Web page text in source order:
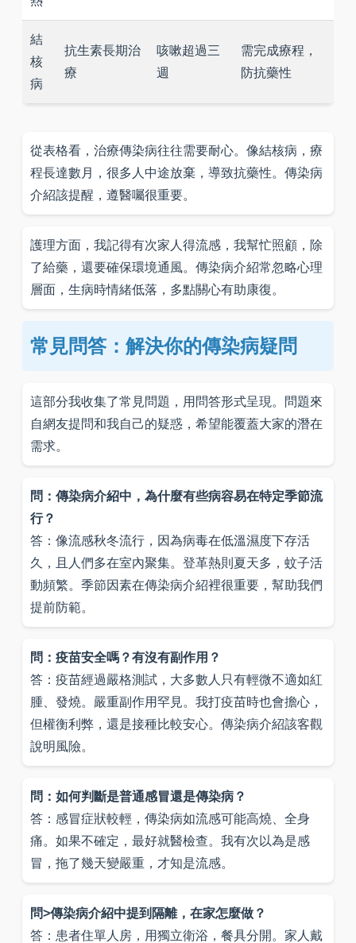
結
核
病
抗生素長期治
療
咳嗽超過三
週
需完成療程，
防抗藥性
從表格看，治療傳染病往往需要耐心。像結核病，療
程長達數月，很多人中途放棄，導致抗藥性。傳染病
介紹該提醒，遵醫囑很重要。
護理方面，我記得有次家人得流感，我幫忙照顧，除
了給藥，還要確保環境通風。傳染病介紹常忽略心理
層面，生病時情緒低落，多點關心有助康復。
常見問答：解決你的傳染病疑問
這部分我收集了常見問題，用問答形式呈現。問題來
自網友提問和我自己的疑惑，希望能覆蓋大家的潛在
需求。
問：傳染病介紹中，為什麼有些病容易在特定季節流
行？
答：像流感秋冬流行，因為病毒在低溫濕度下存活
久，且人們多在室內聚集。登革熱則夏天多，蚊子活
動頻繁。季節因素在傳染病介紹裡很重要，幫助我們
提前防範。
問：疫苗安全嗎？有沒有副作用？
答：疫苗經過嚴格測試，大多數人只有輕微不適如紅
腫、發燒。嚴重副作用罕見。我打疫苗時也會擔心，
但權衡利弊，還是接種比較安心。傳染病介紹該客觀
說明風險。
問：如何判斷是普通感冒還是傳染病？
答：感冒症狀較輕，傳染病如流感可能高燒、全身
痛。如果不確定，最好就醫檢查。我有次以為是感
冒，拖了幾天變嚴重，才知是流感。
問>傳染病介紹中提到隔離，在家怎麼做？
答：患者住單人房，用獨立衛浴，餐具分開。家人戴